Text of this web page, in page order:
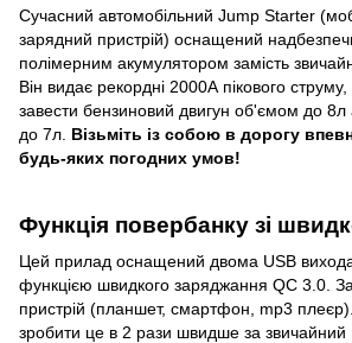
Сучасний автомобільний Jump Starter
зарядний пристрій) оснащений
полімерним акумулятором замість
Він видає рекордні 2000А пікового струму,
завести бензиновий двигун об'ємом до
до 7л. Візьміть із собою в дорогу
будь-яких погодних умов!
Функція повербанку зі
Цей прилад оснащений двома USB
функцією швидкого заряджання QC 3.0.
пристрій (планшет, смартфон, mp3
зробити це в 2 рази швидше за